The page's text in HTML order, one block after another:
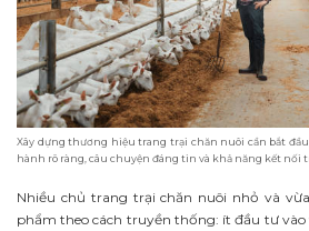
Xây dựng thương hiệu trang trại chăn nuôi cần bắt
hành rõ ràng, câu chuyện đáng tin và khả năng kết nối
Nhiều chủ trang trại chăn nuôi nhỏ và
phẩm theo cách truyền thống: ít đầu tư